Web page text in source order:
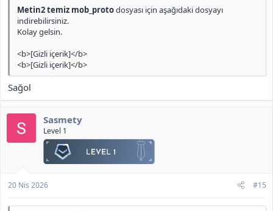
Metin2 temiz mob_protodosyası için aşağıdaki dosyayı
indirebilirsiniz.
Kolay gelsin.
<b>[Gizli içerik]</b>
<b>[Gizli içerik]</b>
Sağol
Sasmety
Level 1
20 Nis 2026 #15